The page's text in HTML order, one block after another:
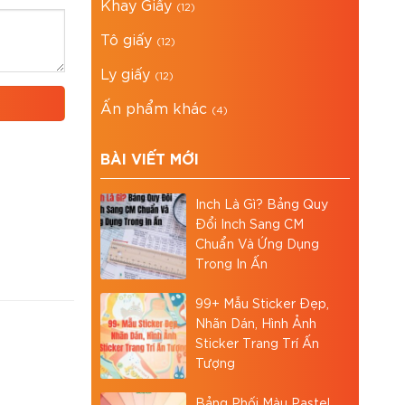
Khay Giấy (12)
Tô giấy (12)
Ly giấy (12)
Ấn phẩm khác (4)
BÀI VIẾT MỚI
Inch Là Gì? Bảng Quy
Đổi Inch Sang CM
Chuẩn Và Ứng Dụng
Trong In Ấn
99+ Mẫu Sticker Đẹp,
Nhãn Dán, Hình Ảnh
Sticker Trang Trí Ấn
Tượng